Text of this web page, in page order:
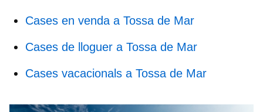
Cases en venda a Tossa de Mar
Cases de lloguer a Tossa de Mar
Cases vacacionals a Tossa de Mar